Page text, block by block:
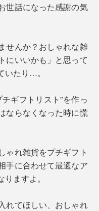
世話になった感謝の気
せんか？おしゃれな雑
にいいかも」と思って
いたり…。
ギフトリスト”を作っ
ならなくなった時に慌
ゃれ雑貨をプチギフト
手に合わせて最適なア
ますよ。
れてほしい、おしゃれ